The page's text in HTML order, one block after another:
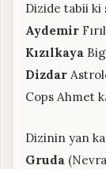
Dizide tabii ki
Aydemir
Kızılkaya
Dizdar
Cops Ahmet
Dizinin yan
Gruda